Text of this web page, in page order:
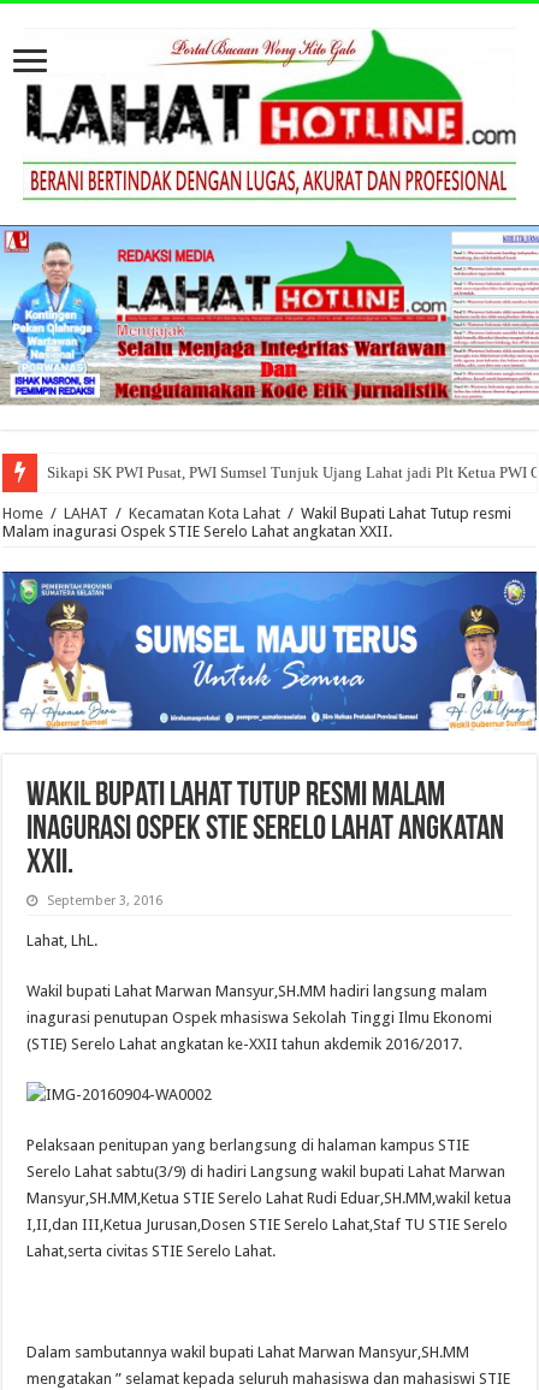
Sikapi SK PWI Pusat, PWI Sumsel Tunjuk Ujang Lahat jadi Plt Ketua PWI
Home / LAHAT / Kecamatan Kota Lahat / Wakil Bupati Lahat Tutup resmi
Malam inagurasi Ospek STIE Serelo Lahat angkatan XXII.
Wakil Bupati Lahat Tutup resmi Malam
inagurasi Ospek STIE Serelo Lahat angkatan
XXII.
September 3, 2016
Lahat, LhL.
Wakil bupati Lahat Marwan Mansyur,SH.MM hadiri langsung malam
inagurasi penutupan Ospek mhasiswa Sekolah Tinggi Ilmu Ekonomi
(STIE) Serelo Lahat angkatan ke-XXII tahun akdemik 2016/2017.
Pelaksaan penitupan yang berlangsung di halaman kampus STIE
Serelo Lahat sabtu(3/9) di hadiri Langsung wakil bupati Lahat Marwan
Mansyur,SH.MM,Ketua STIE Serelo Lahat Rudi Eduar,SH.MM,wakil ketua
I,II,dan III,Ketua Jurusan,Dosen STIE Serelo Lahat,Staf TU STIE Serelo
Lahat,serta civitas STIE Serelo Lahat.
Dalam sambutannya wakil bupati Lahat Marwan Mansyur,SH.MM
mengatakan ” selamat kepada seluruh mahasiswa dan mahasiswi STIE